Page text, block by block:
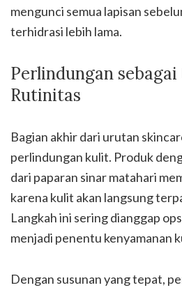
mengunci semua lapisan
terhidrasi lebih lama.
Perlindungan
Rutinitas
Bagian akhir dari urutan
perlindungan kulit. Produk
dari paparan sinar matahari
karena kulit akan langsung
Langkah ini sering dianggap
menjadi penentu kenyamanan
Dengan susunan yang tepat,